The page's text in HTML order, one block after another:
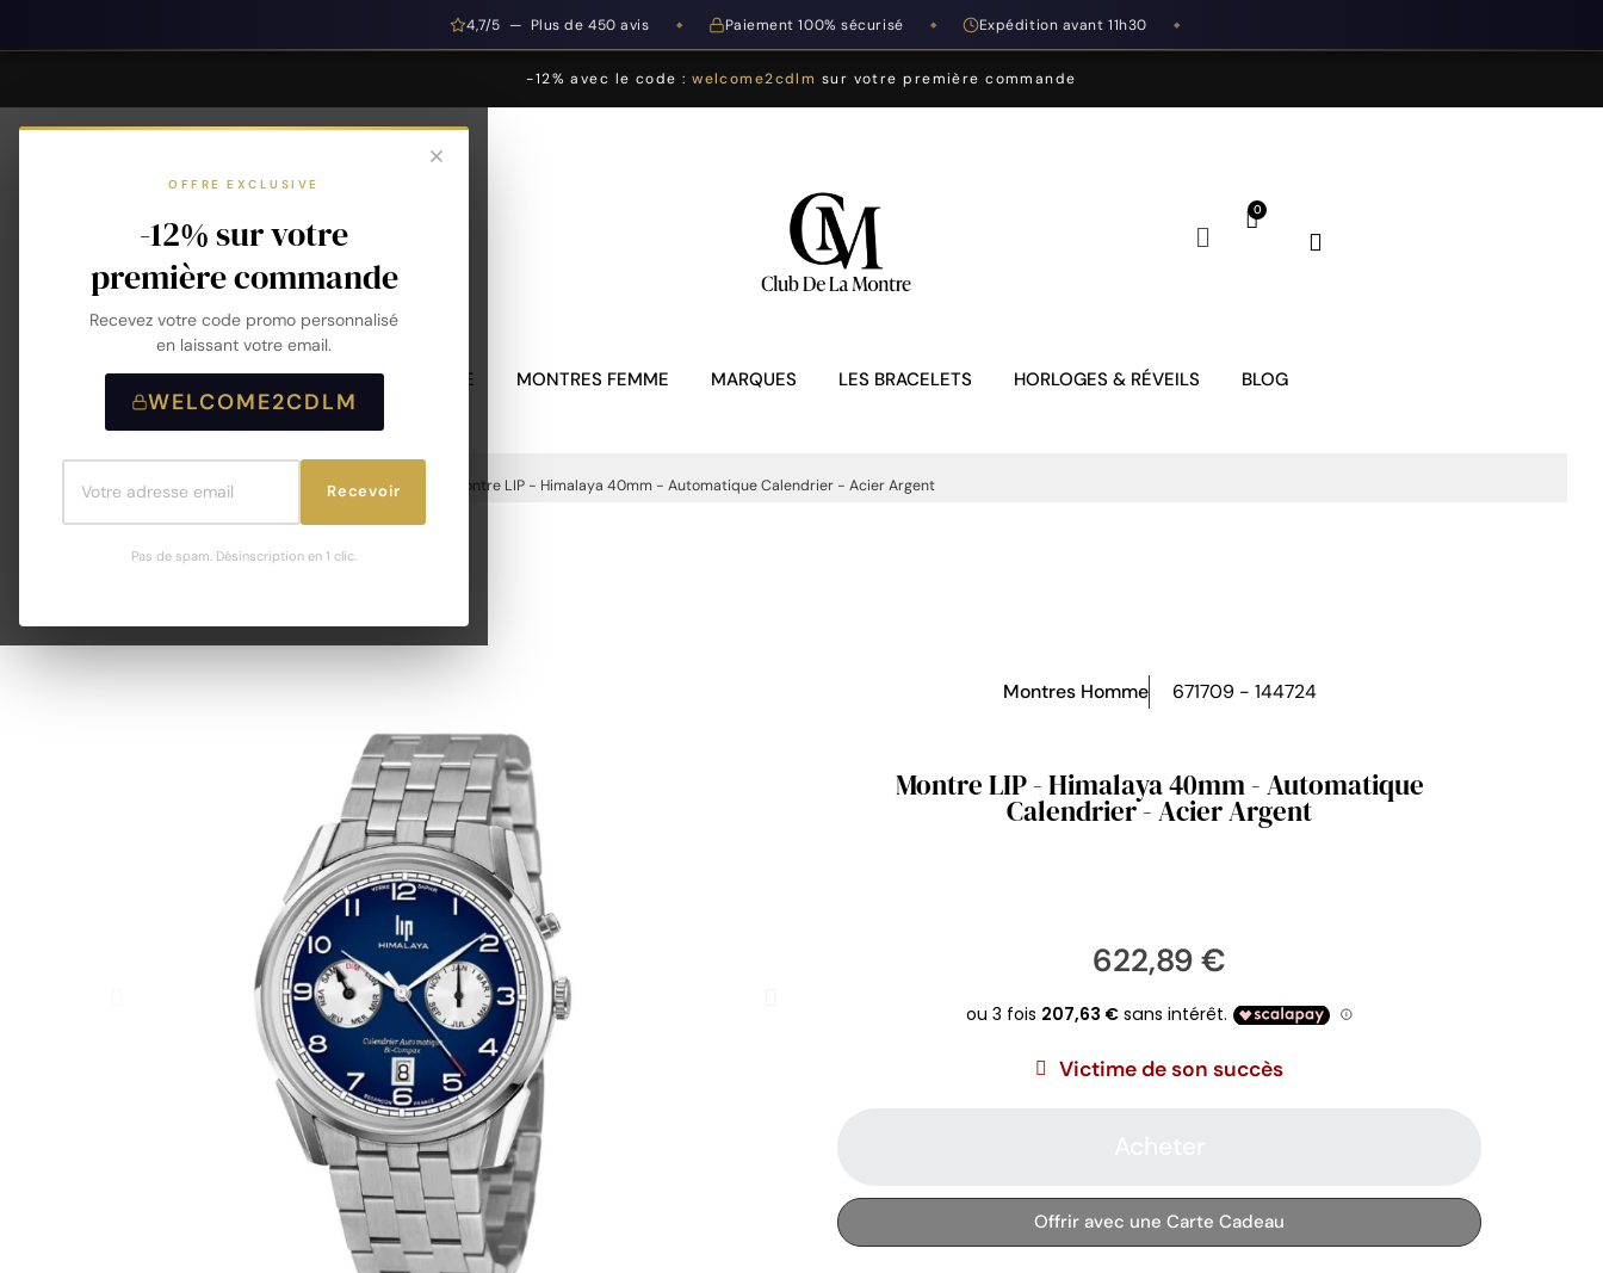
4,7/5 — Plus de 450 avis ◆ Paiement 100% sécurisé ◆ Expédition avant 11h30 ◆
-12% avec le code :welcome2cdlm sur votre première commande
OFFRE EXCLUSIVE
-12% sur votre
première commande
Recevez votre code promo personnalisé
en laissant votre email.
WELCOME2CDLM
Recevoir
Pas de spam. Désinscription en 1 clic.
MONTRES HOMME MONTRES FEMME MARQUES LES BRACELETS HORLOGES & RÉVEILS BLOG
Accueil Montres Montres Homme Montre LIP - Himalaya 40mm - Automatique Calendrier - Acier Argent
Montres Homme 671709 - 144724
Montre LIP - Himalaya 40mm - Automatique
Calendrier - Acier Argent
622,89 €
Victime de son succès
Offrir avec une Carte Cadeau